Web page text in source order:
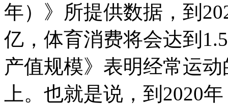
年）》所提供数据，到
亿，体育消费将会达到
产值规模》表明经常运
上。也就是说，到2020